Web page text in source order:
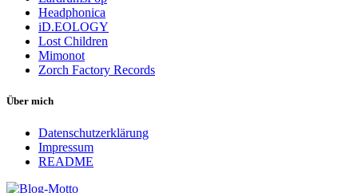
Headphonica
iD.EOLOGY
Lost Children
Mimonot
Zorch Factory Records
Über mich
Datenschutzerklärung
Impressum
README